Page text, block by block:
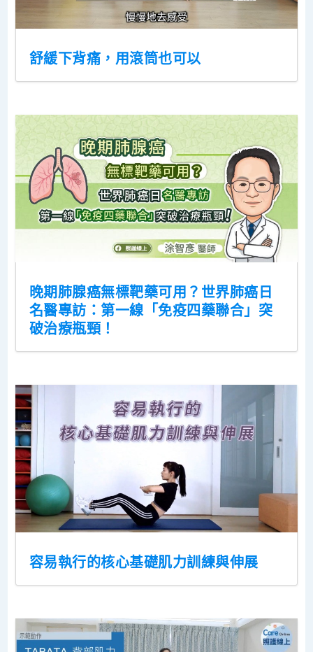
舒緩下背痛，用滾筒也可以
晚期肺腺癌無標靶藥可用？世界肺癌日
名醫專訪：第一線「免疫四藥聯合」突
破治療瓶頸！
容易執行的核心基礎肌力訓練與伸展